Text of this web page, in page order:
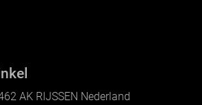
AK RIJSSEN Nederland